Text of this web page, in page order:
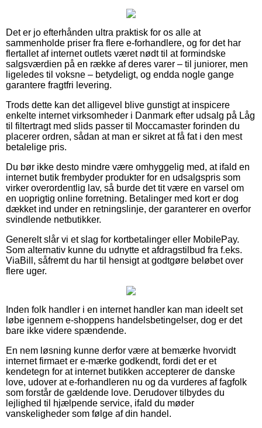
Det er jo efterhånden ultra praktisk for os alle at
sammenholde priser fra flere e-forhandlere, og for det har
flertallet af internet outlets været nødt til at formindske
salgsværdien på en række af deres varer – til juniorer, men
ligeledes til voksne – betydeligt, og endda nogle gange
garantere fragtfri levering.
Trods dette kan det alligevel blive gunstigt at inspicere
enkelte internet virksomheder i Danmark efter udsalg på Låg
til filtertragt med slids passer til Moccamaster forinden du
placerer ordren, sådan at man er sikret at få fat i den mest
betalelige pris.
Du bør ikke desto mindre være omhyggelig med, at ifald en
internet butik frembyder produkter for en udsalgspris som
virker overordentlig lav, så burde det tit være en varsel om
en uoprigtig online forretning. Betalinger med kort er dog
dækket ind under en retningslinje, der garanterer en overfor
svindlende netbutikker.
Generelt slår vi et slag for kortbetalinger eller MobilePay.
Som alternativ kunne du udnytte et afdragstilbud fra f.eks.
ViaBill, såfremt du har til hensigt at godtgøre beløbet over
flere uger.
Inden folk handler i en internet handler kan man ideelt set
løbe igennem e-shoppens handelsbetingelser, dog er det
bare ikke videre spændende.
En nem løsning kunne derfor være at bemærke hvorvidt
internet firmaet er e-mærke godkendt, fordi det er et
kendetegn for at internet butikken accepterer de danske
love, udover at e-forhandleren nu og da vurderes af fagfolk
som forstår de gældende love. Derudover tilbydes du
lejlighed til hjælpende service, ifald du møder
vanskeligheder som følge af din handel.